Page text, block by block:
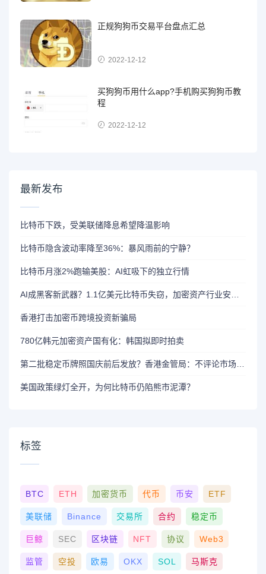
正规狗狗币交易平台盘点汇总
2022-12-12
买狗狗币用什么app?手机购买狗狗币教
程
2022-12-12
最新发布
比特币下跌，受美联储降息希望降温影响
比特币隐含波动率降至36%：暴风雨前的宁静？
比特币月涨2%跑输美股：AI虹吸下的独立行情
香港打击加密币跨境投资新骗局
780亿韩元加密资产国有化：韩国拟即时拍卖
美国政策绿灯全开，为何比特币仍陷熊市泥潭？
标签
BTC ETH 加密货币 代币 币安 ETF
美联储 Binance 交易所 合约 稳定币
巨鲸 SEC 区块链 NFT 协议 Web3
监管 空投 欧易 OKX SOL 马斯克